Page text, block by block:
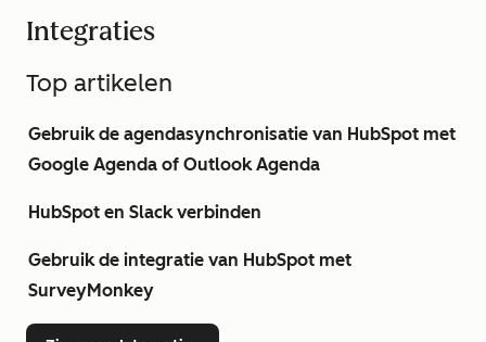
Integraties
Top artikelen
Gebruik de agendasynchronisatie van HubSpot met
Google Agenda of Outlook Agenda
HubSpot en Slack verbinden
Gebruik de integratie van HubSpot met
SurveyMonkey